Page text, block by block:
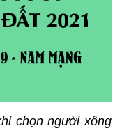
chọn người xông